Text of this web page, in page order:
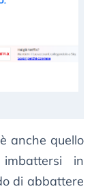
anche quello
in
di abbattere